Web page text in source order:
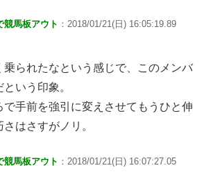
競馬板アウト ：2018/01/21(日) 16:05:19.89
乗られたなという感じで、このメンバ
いう印象。
手前を強引に変えさせてもうひと伸
はさすがノリ。
競馬板アウト ：2018/01/21(日) 16:07:27.05